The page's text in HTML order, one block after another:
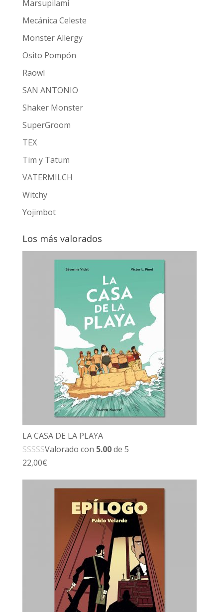
Marsupilami
Mecánica Celeste
Monster Allergy
Osito Pompón
Raowl
SAN ANTONIO
Shaker Monster
SuperGroom
TEX
Tim y Tatum
VATERMILCH
Witchy
Yojimbot
Los más valorados
LA CASA DE LA PLAYA
Valorado con 5.00de 5
22,00€